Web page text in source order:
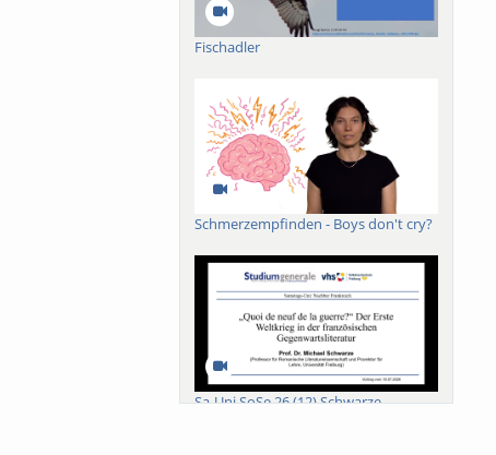
Fischadler
Schmerzempfinden - Boys don't cry?
Sa-Uni SoSe 26 (12) Schwarze